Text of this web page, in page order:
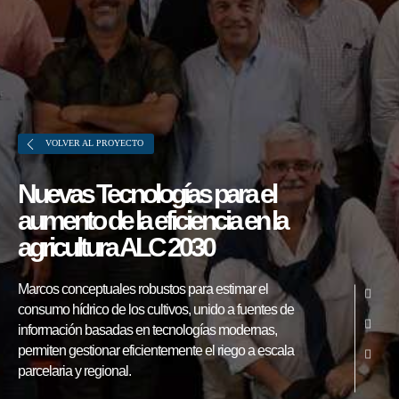
Sobre FONTAGRO
FONTAGRO es un mecanismo de
cooperación único que fomenta la
inversión en innovación en el sector
agroalimentario de América Latina y El
VOLVER AL PROYECTO
Nuevas Tecnologías para el
aumento de la eficiencia en la
agricultura ALC 2030
Marcos conceptuales robustos para estimar el
consumo hídrico de los cultivos, unido a fuentes de
información basadas en tecnologías modernas,
permiten gestionar eficientemente el riego a escala
parcelaria y regional.